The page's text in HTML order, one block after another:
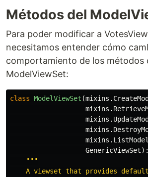
Métodos del
Para poder modificar a
necesitamos entender cómo
comportamiento de los métodos
ModelViewSet:
class ModelViewSet (mixins .
mixins .
mixins .
mixins .
mixins .
GenericViewSet):
"""
A viewset that provides